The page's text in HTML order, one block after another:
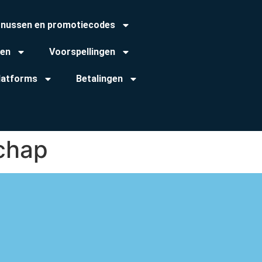
en promotiecodes
Voorspellingen
Betalingen